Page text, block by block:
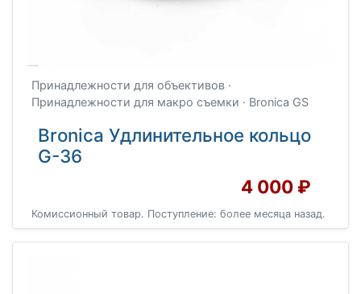
Принадлежности для объективов ·
Принадлежности для макро съемки · Bronica GS
Bronica Удлинительное кольцо
G-36
4 000 ₽
Комиссионный товар. Поступление: более месяца назад.